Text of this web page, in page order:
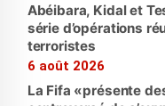
Abéibara, Kidal et
série d’opérations
terroristes
6 août 2026
La Fifa «présente